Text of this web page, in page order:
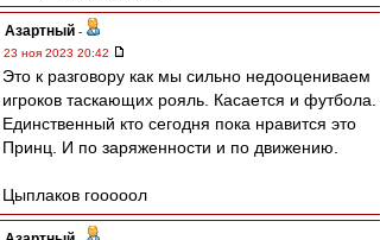
Азартный -
23 ноя 2023 20:42
Это к разговору как мы сильно недооцениваем
игроков таскающих рояль. Касается и футбола.
Единственный кто сегодня пока нравится это
Принц. И по заряженности и по движению.
Цыплаков гооооол